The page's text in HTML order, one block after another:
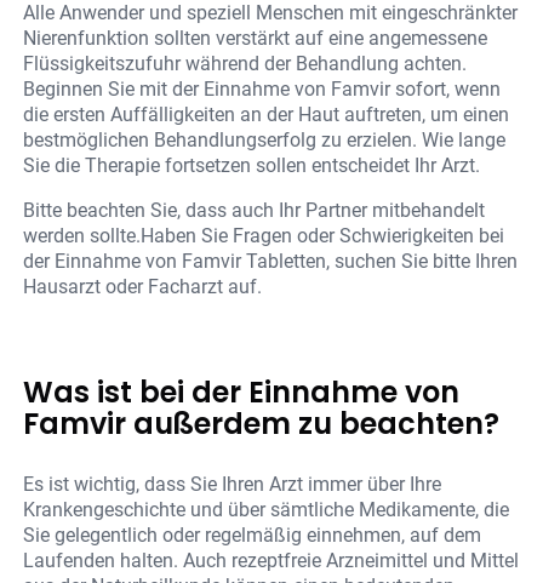
Alle Anwender und speziell Menschen mit eingeschränkter
Nierenfunktion sollten verstärkt auf eine angemessene
Flüssigkeitszufuhr während der Behandlung achten.
Beginnen Sie mit der Einnahme von Famvir sofort, wenn
die ersten Auffälligkeiten an der Haut auftreten, um einen
bestmöglichen Behandlungserfolg zu erzielen. Wie lange
Sie die Therapie fortsetzen sollen entscheidet Ihr Arzt.
Bitte beachten Sie, dass auch Ihr Partner mitbehandelt
werden sollte.Haben Sie Fragen oder Schwierigkeiten bei
der Einnahme von Famvir Tabletten, suchen Sie bitte Ihren
Hausarzt oder Facharzt auf.
Was ist bei der Einnahme von
Famvir außerdem zu beachten?
Es ist wichtig, dass Sie Ihren Arzt immer über Ihre
Krankengeschichte und über sämtliche Medikamente, die
Sie gelegentlich oder regelmäßig einnehmen, auf dem
Laufenden halten. Auch rezeptfreie Arzneimittel und Mittel